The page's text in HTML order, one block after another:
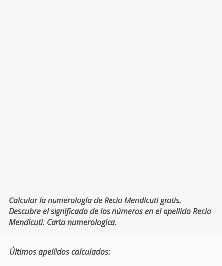
Calcular la numerología de Recio Mendicuti gratis.
Descubre el significado de los números en el apellido Recio
Mendicuti. Carta numerologica.
Últimos apellidos calculados: